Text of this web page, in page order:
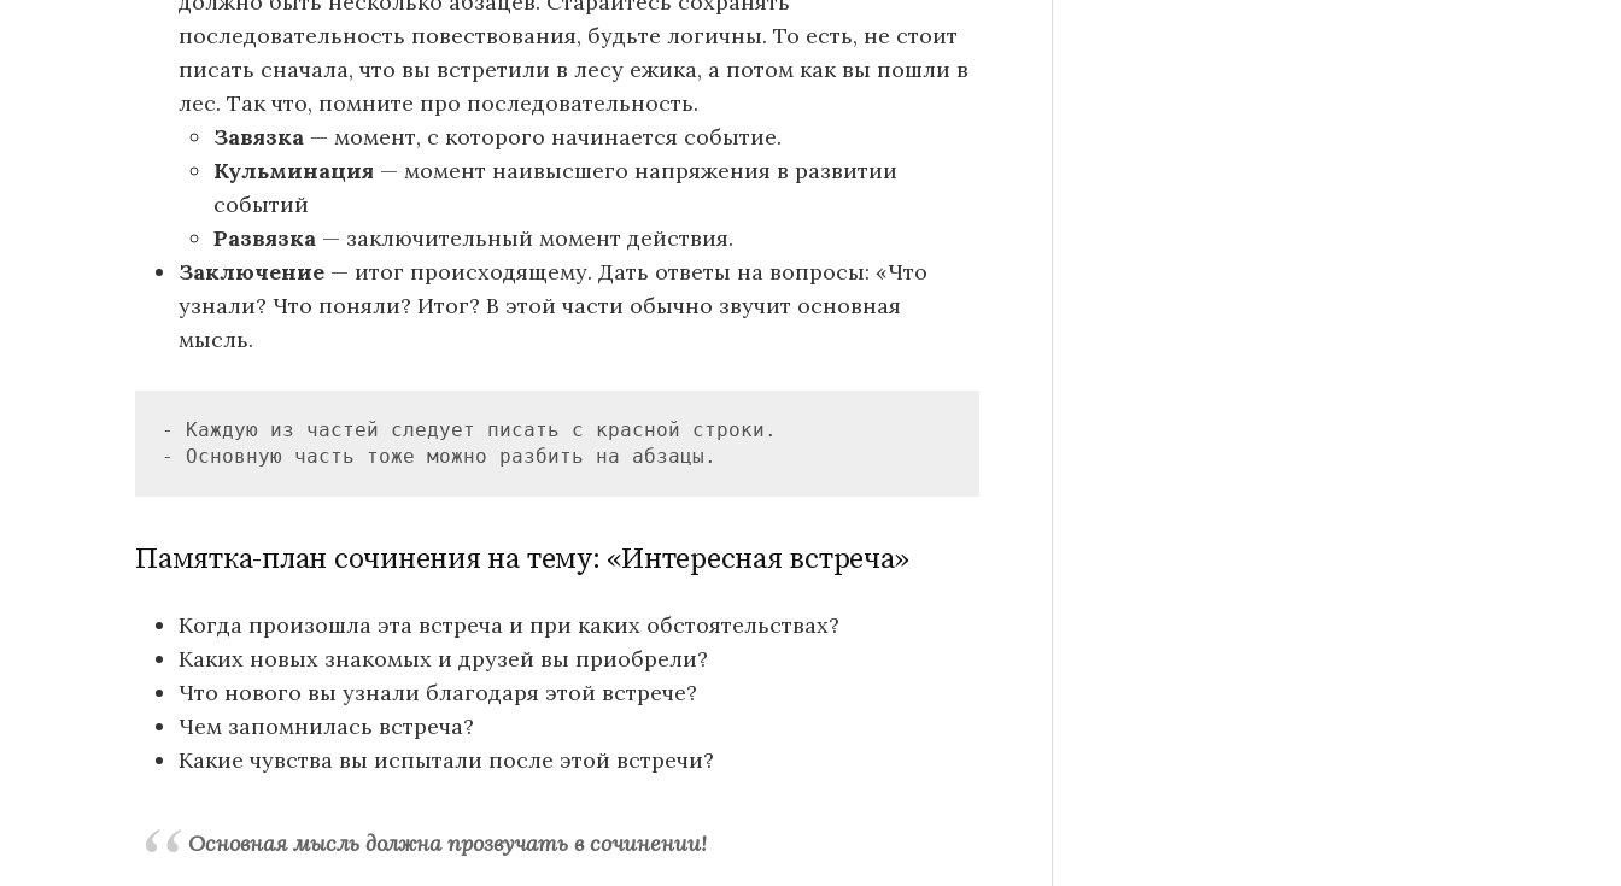
последовательность повествования, будьте логичны. То есть, не стоит
писать сначала, что вы встретили в лесу ежика, а потом как вы пошли в
лес. Так что, помните про последовательность.
Завязка — момент, с которого начинается событие.
Кульминация — момент наивысшего напряжения в развитии
событий
Развязка — заключительный момент действия.
Заключение — итог происходящему. Дать ответы на вопросы: «Что
узнали? Что поняли? Итог? В этой части обычно звучит основная
мысль.
- Каждую из частей следует писать с красной строки.
Памятка-план сочинения на тему: «Интересная встреча»
Когда произошла эта встреча и при каких обстоятельствах?
Каких новых знакомых и друзей вы приобрели?
Что нового вы узнали благодаря этой встрече?
Чем запомнилась встреча?
Какие чувства вы испытали после этой встречи?
Основная мысль должна прозвучать в сочинении!